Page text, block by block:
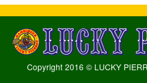
Copyright 2016 © LUCKY